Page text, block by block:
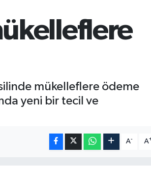
mükelleflere ödeme
yeni bir tecil ve
A- A